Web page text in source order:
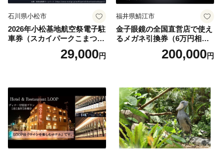
石川県小松市
2026年小松基地航空祭電子駐
車券（スカイパークこまつ
翼） 駐車場 シャトルバスの
りばすぐ 石川県 小松市
29,000円
福井県鯖江市
金子眼鏡の全国直営店で使え
るメガネ引換券（6万円相
当） Platinum200,000円